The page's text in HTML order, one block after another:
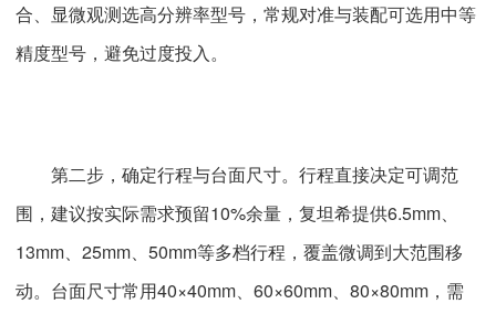
合、显微观测选高分辨率型号，常规对准与装配可选用中等
精度型号，避免过度投入。
第二步，确定行程与台面尺寸。行程直接决定可调范
围，建议按实际需求预留10%余量，复坦希提供6.5mm、
13mm、25mm、50mm等多档行程，覆盖微调到大范围移
动。台面尺寸常用40×40mm、60×60mm、80×80mm，需